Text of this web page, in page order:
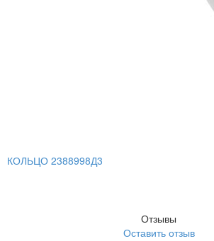
КОЛЬЦО 2388998Д3
Отзывы
Оставить отзыв